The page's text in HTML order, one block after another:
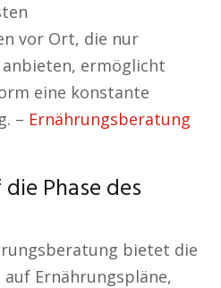
vor Ort, die nur
ermöglicht
eine konstante
– Ernährungsberatung
Phase des
bietet die
Ernährungspläne,